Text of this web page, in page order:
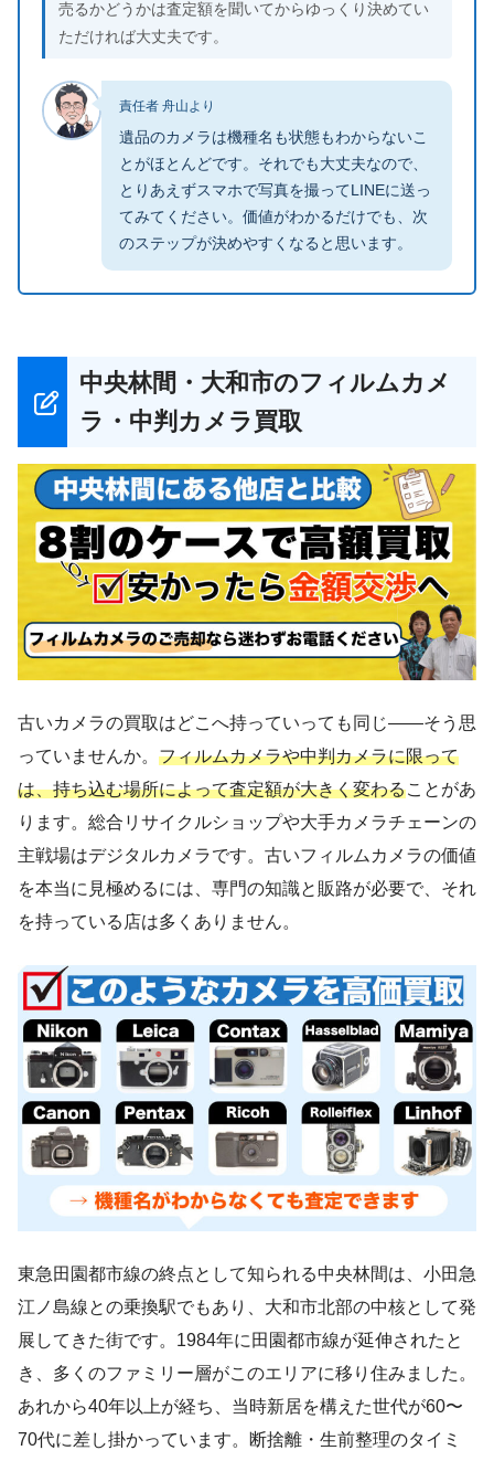
売るかどうかは査定額を聞いてからゆっくり決めてい
ただければ大丈夫です。
責任者 舟山より
遺品のカメラは機種名も状態もわからないこ
とがほとんどです。それでも大丈夫なので、
とりあえずスマホで写真を撮ってLINEに送っ
てみてください。価値がわかるだけでも、次
のステップが決めやすくなると思います。
中央林間・大和市のフィルムカメ
ラ・中判カメラ買取
古いカメラの買取はどこへ持っていっても同じ——そう思
っていませんか。 フィルムカメラや中判カメラに限って
は、持ち込む場所によって査定額が大きく変わることがあ
ります。総合リサイクルショップや大手カメラチェーンの
主戦場はデジタルカメラです。古いフィルムカメラの価値
を本当に見極めるには、専門の知識と販路が必要で、それ
を持っている店は多くありません。
東急田園都市線の終点として知られる中央林間は、小田急
江ノ島線との乗換駅でもあり、大和市北部の中核として発
展してきた街です。1984年に田園都市線が延伸されたと
き、多くのファミリー層がこのエリアに移り住みました。
あれから40年以上が経ち、当時新居を構えた世代が60〜
70代に差し掛かっています。断捨離・生前整理のタイミ